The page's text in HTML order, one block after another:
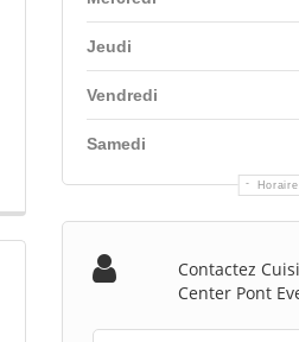
Jeudi
Vendredi
Samedi
Contactez
Center Pont